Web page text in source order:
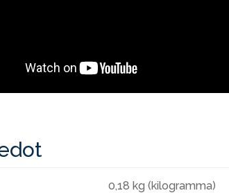
0,18 kg (kilogramma)